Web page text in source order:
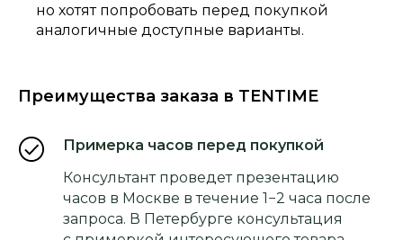
но хотят попробовать перед покупкой
аналогичные доступные варианты.
Преимущества заказа в TENTIME
Примерка часов перед покупкой
Консультант проведет презентацию
часов в Москве в течение 1−2 часа после
запроса. В Петербурге консультация